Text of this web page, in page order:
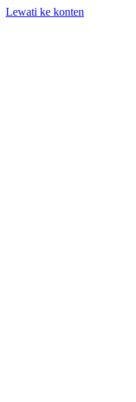
Lewati ke konten